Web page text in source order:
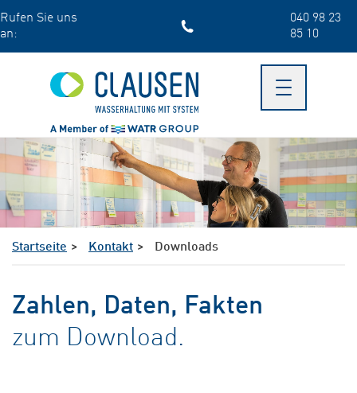
Skip
to
content
Rufen Sie uns
an:
040 98 23
85 10
Toggle
navigation
Startseite Kontakt Downloads
Zahlen, Daten, Fakten
zum Download.